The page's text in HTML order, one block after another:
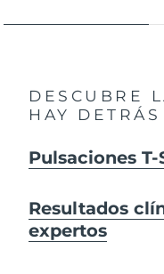
DESCUBRE
HAY DETRÁS
Pulsaciones
Resultados
expertos